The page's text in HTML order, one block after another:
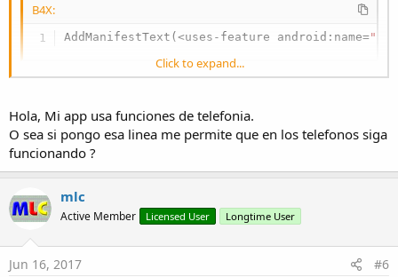
B4X:
AddManifestText(<uses-feature android:name=
mensaje que recibo:
"Tu APK está diseñado para tablets"
Cuando llegue el 21 de Noviembre, las aplicaciones que no cumplan
con los criterios de “Diseñado para tabletas”, pasarán a estar
marcadas como “Diseñado para teléfonos” para aquellos usuarios
que naveguen a través de sus tabletas. Con la consiguiente pérdida
de posibles usuarios.
Click to expand...
Hola, Mi app usa funciones de telefonia.
O sea si pongo esa linea me permite que en los telefonos siga
funcionando ?
mlc
Active Member Licensed User Longtime User
Jun 16, 2017 #6